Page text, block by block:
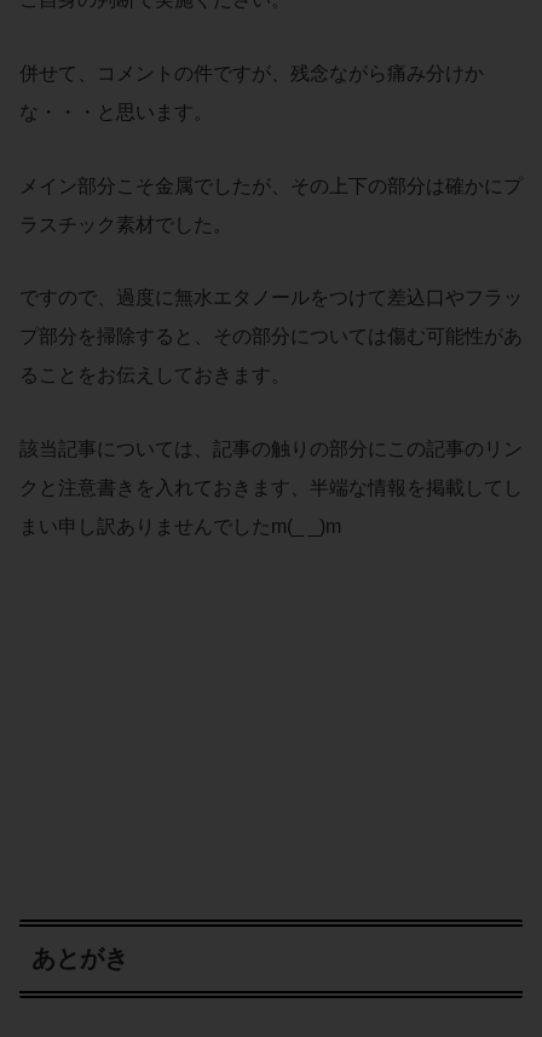
併せて、コメントの件ですが、残念ながら痛み分けか
な・・・と思います。
メイン部分こそ金属でしたが、その上下の部分は確かにプ
ラスチック素材でした。
ですので、過度に無水エタノールをつけて差込口やフラッ
プ部分を掃除すると、その部分については傷む可能性があ
ることをお伝えしておきます。
該当記事については、記事の触りの部分にこの記事のリン
クと注意書きを入れておきます、半端な情報を掲載してし
まい申し訳ありませんでしたm(_ _)m
あとがき